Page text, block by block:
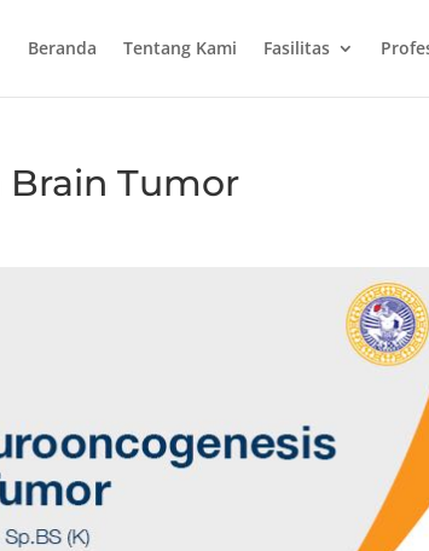
Beranda Tentang Kami Fasilitas
Brain Tumor